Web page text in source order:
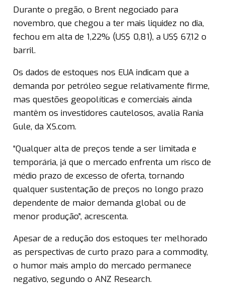
Durante o pregão, o Brent negociado para
novembro, que chegou a ter mais liquidez no dia,
fechou em alta de 1,22% (US$ 0,81), a US$ 67,12 o
barril.
Os dados de estoques nos EUA indicam que a
demanda por petróleo segue relativamente firme,
mas questões geopolíticas e comerciais ainda
mantêm os investidores cautelosos, avalia Rania
Gule, da XS.com.
“Qualquer alta de preços tende a ser limitada e
temporária, já que o mercado enfrenta um risco de
médio prazo de excesso de oferta, tornando
qualquer sustentação de preços no longo prazo
dependente de maior demanda global ou de
menor produção”, acrescenta.
Apesar de a redução dos estoques ter melhorado
as perspectivas de curto prazo para a commodity,
o humor mais amplo do mercado permanece
negativo, segundo o ANZ Research.